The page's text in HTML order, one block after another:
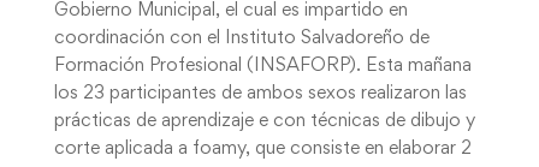
Gobierno Municipal, el cual es impartido en
coordinación con el Instituto Salvadoreño de
Formación Profesional (INSAFORP). Esta mañana
los 23 participantes de ambos sexos realizaron las
prácticas de aprendizaje e con técnicas de dibujo y
corte aplicada a foamy, que consiste en elaborar 2